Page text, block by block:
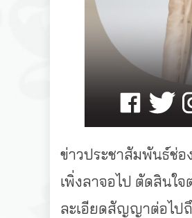
ข่าวประชาสัมพันธ์ช่อ
เพิ่งลาจอไป ตัดสินใ
ละเอียดสัญญาต่อไปถึ